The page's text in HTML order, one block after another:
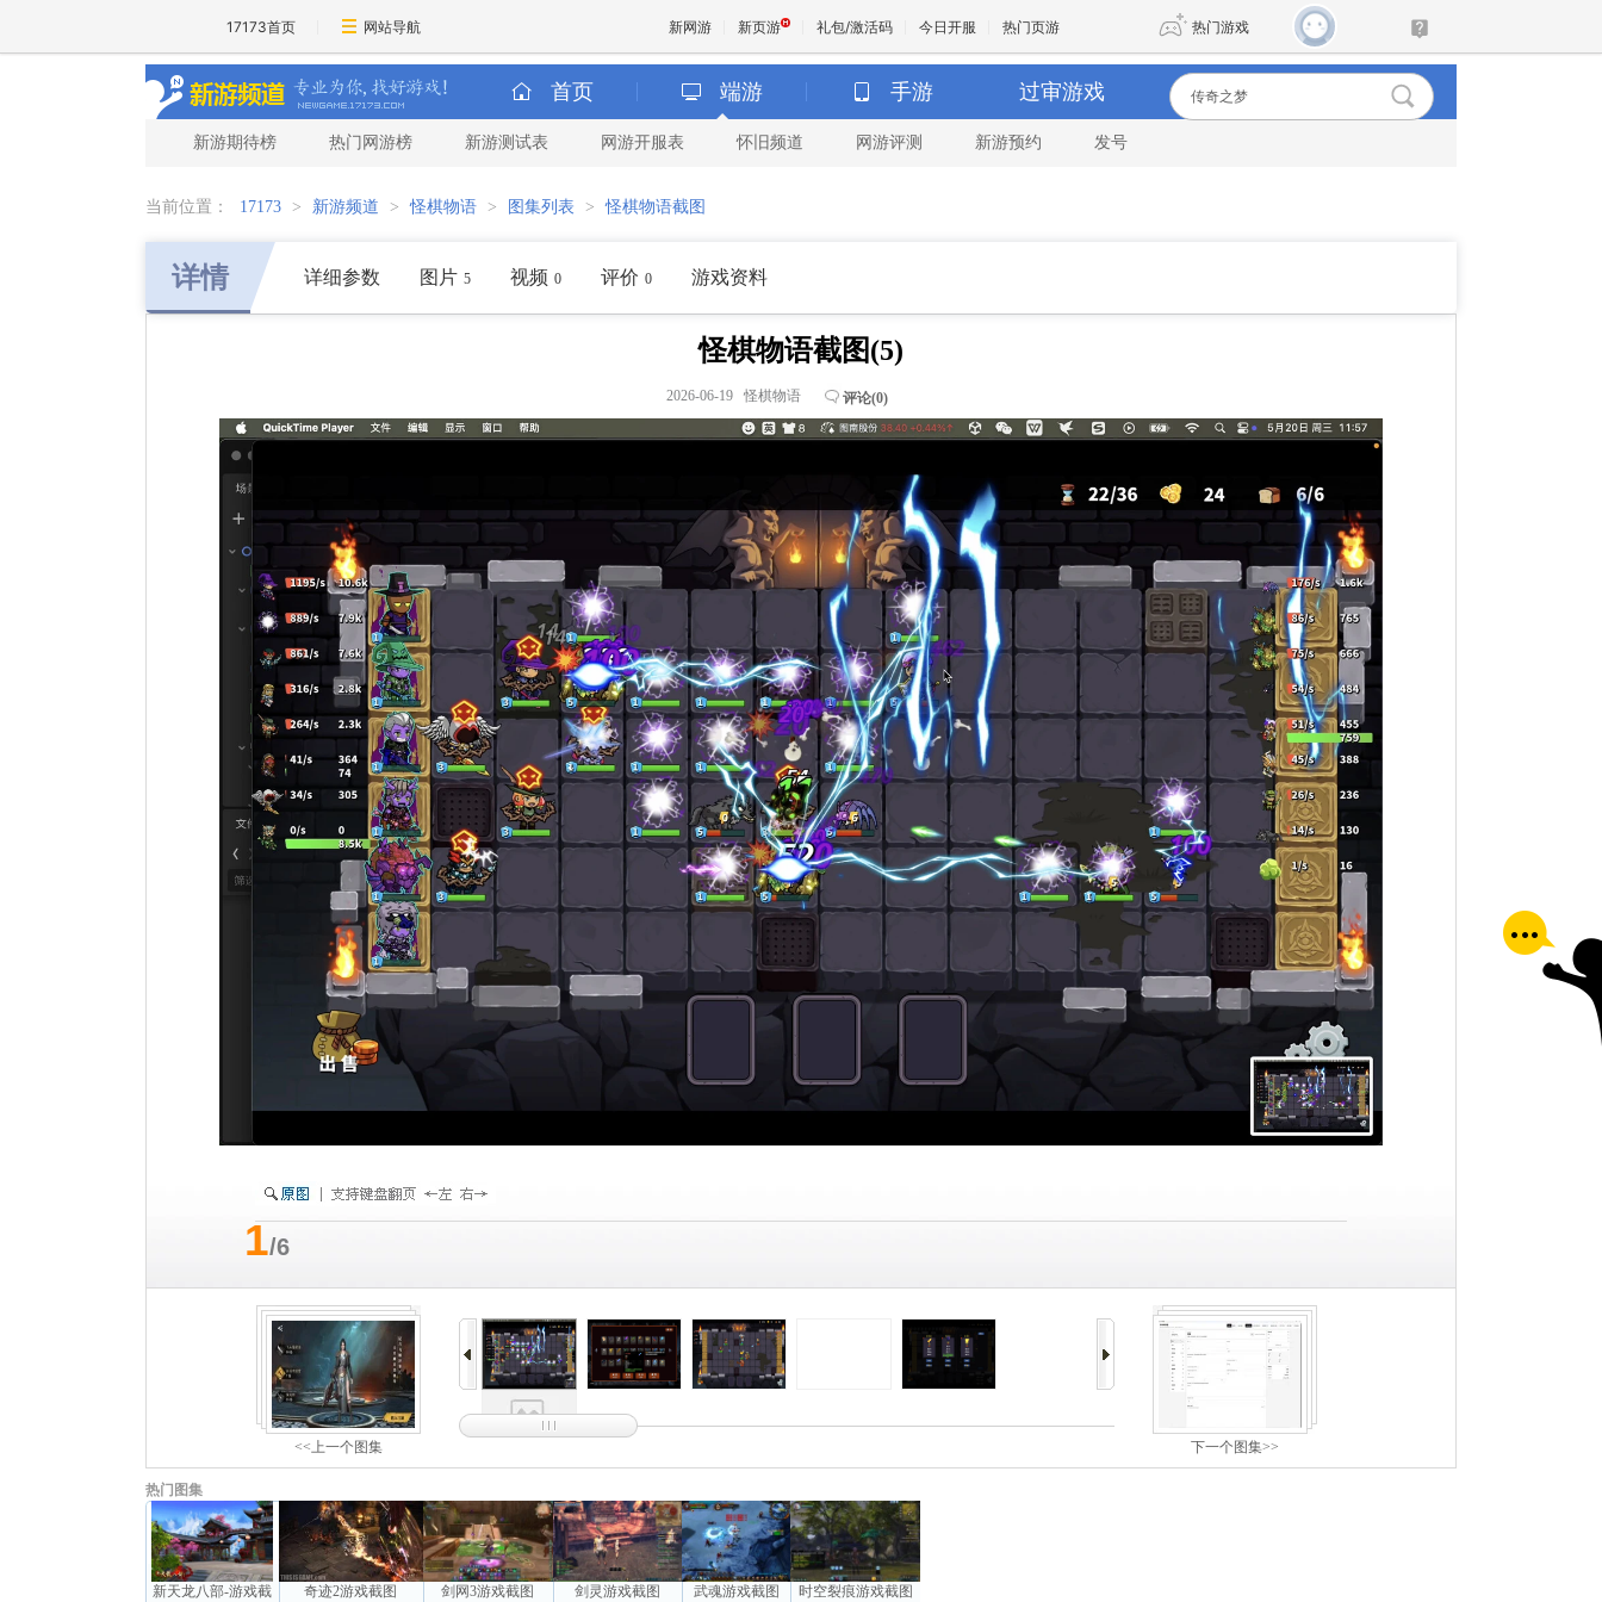
17173首页 网站导航 新网游 新页游 礼包/激活码 今日开服 热门页游 热门游戏
魔兽 DNF
首页 端游 手游 过审游戏
新游期待榜 热门网游榜 新游测试表 网游开服表 怀旧频道 网游评测 新游预约 发号
当前位置： 17173 > 新游频道 > 怪棋物语 > 图集列表 > 怪棋物语截图
详情 详细参数 图片 5 视频 0 评价 0 游戏资料
怪棋物语截图(5)
评论(0)
2026-06-19 怪棋物语
1/6
<<上一个图集 下一个图集>>
热门图集
新天龙八部-游戏截 奇迹2游戏截图 剑网3游戏截图 剑灵游戏截图 武魂游戏截图 时空裂痕游戏截图